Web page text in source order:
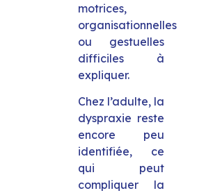
motrices,
organisationnelles
ou gestuelles
difficiles à
expliquer.
Chez l’adulte, la
dyspraxie reste
encore peu
identifiée, ce
qui peut
compliquer la